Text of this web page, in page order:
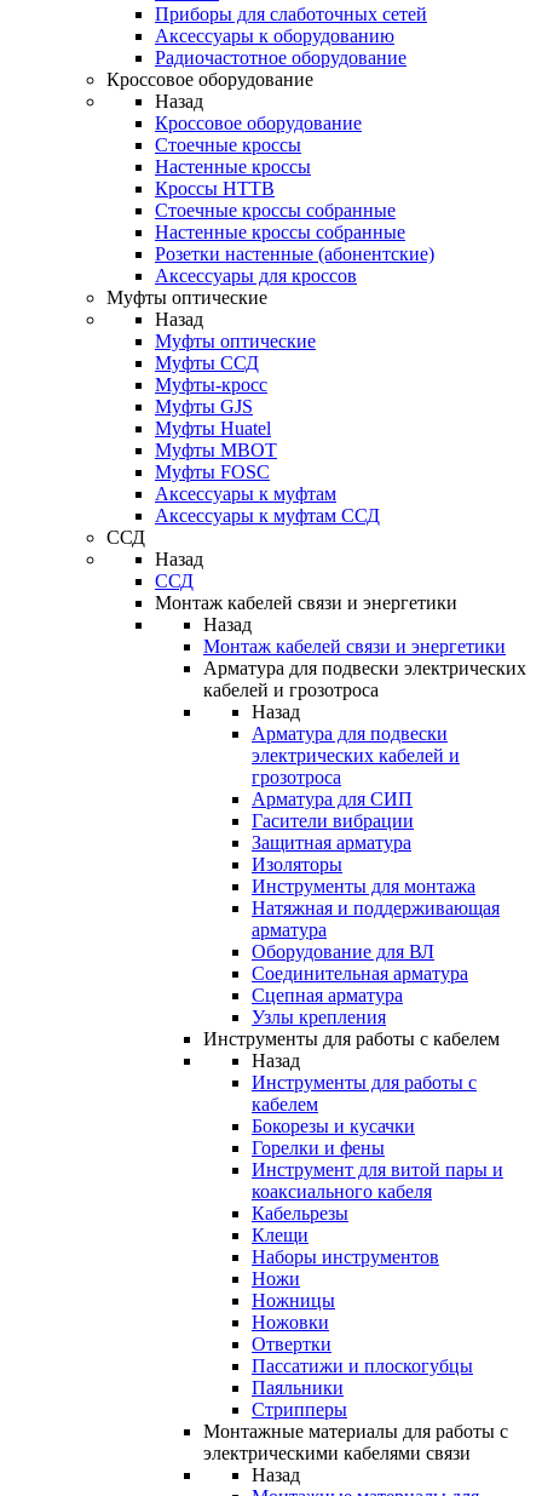
Приборы для слаботочных сетей
Аксессуары к оборудованию
Радиочастотное оборудование
Кроссовое оборудование
Назад
Кроссовое оборудование
Стоечные кроссы
Настенные кроссы
Кроссы HTTB
Стоечные кроссы собранные
Настенные кроссы собранные
Розетки настенные (абонентские)
Аксессуары для кроссов
Муфты оптические
Назад
Муфты оптические
Муфты ССД
Муфты-кросс
Муфты GJS
Муфты Huatel
Муфты МВОТ
Муфты FOSC
Аксессуары к муфтам
Аксессуары к муфтам ССД
ССД
Назад
ССД
Монтаж кабелей связи и энергетики
Назад
Монтаж кабелей связи и энергетики
Арматура для подвески электрических
кабелей и грозотроса
Назад
Арматура для подвески
электрических кабелей и
грозотроса
Арматура для СИП
Гасители вибрации
Защитная арматура
Изоляторы
Инструменты для монтажа
Натяжная и поддерживающая
арматура
Оборудование для ВЛ
Соединительная арматура
Сцепная арматура
Узлы крепления
Инструменты для работы с кабелем
Назад
Инструменты для работы с
кабелем
Бокорезы и кусачки
Горелки и фены
Инструмент для витой пары и
коаксиального кабеля
Кабельрезы
Клещи
Наборы инструментов
Ножи
Ножницы
Ножовки
Отвертки
Пассатижи и плоскогубцы
Паяльники
Стрипперы
Монтажные материалы для работы с
электрическими кабелями связи
Назад